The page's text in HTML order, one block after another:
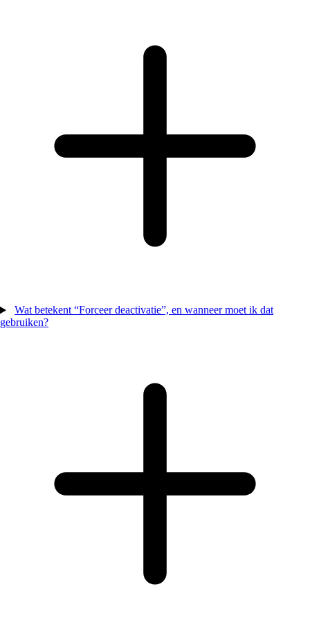
Wat betekent “Forceer deactivatie”, en wanneer moet ik dat
gebruiken?